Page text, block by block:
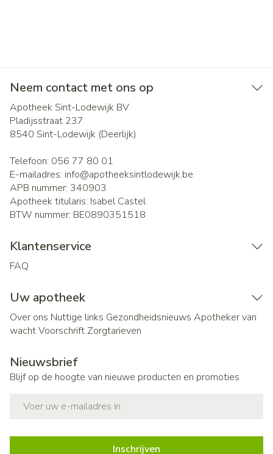
Neem contact met ons op
Apotheek Sint-Lodewijk BV
Pladijsstraat 237
8540 Sint-Lodewijk (Deerlijk)
Telefoon: 056 77 80 01
E-mailadres: info@apotheeksintlodewijk.be
APB nummer: 340903
Apotheek titularis: Isabel Castel
BTW nummer: BE0890351518
Klantenservice
FAQ
Uw apotheek
Over ons Nuttige links Gezondheidsnieuws Apotheker van
wachtVoorschrift Zorgtarieven
Nieuwsbrief
Blijf op de hoogte van nieuwe producten en promoties
Inschrijven